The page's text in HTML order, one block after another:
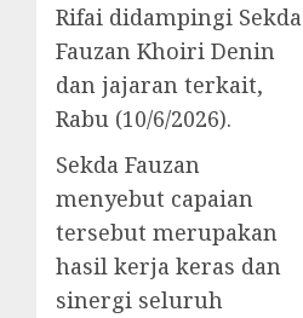
Rifai didampingi Sekda
Fauzan Khoiri Denin
dan jajaran terkait,
Rabu (10/6/2026).
Sekda Fauzan
menyebut capaian
tersebut merupakan
hasil kerja keras dan
sinergi seluruh